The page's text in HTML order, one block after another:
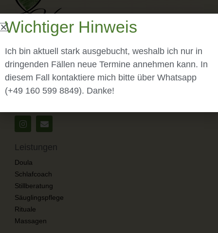
Cindy Korkmaz
Willhelm-Liebherr Str. 11
78333 Stockach
Leistungen
Doula
Schlafcoach
Stillberatung
Säuglingspflege
Rituale
Massagen
Wichtiger Hinweis
Ich bin aktuell stark ausgebucht, weshalb ich nur in
dringenden Fällen neue Termine annehmen kann. In
diesem Fall kontaktiere mich bitte über Whatsapp
(+49 160 599 8849). Danke!